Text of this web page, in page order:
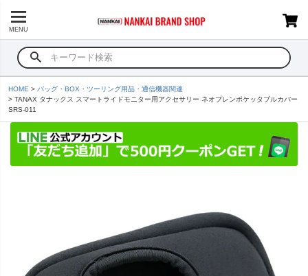
MENU
HOME
バッグ・BOX・ツーリング用品・通信機器関連
TANAX タナックス スマートライドモニター用アクセサリー ネオプレンポケッタブルカバー
SRS-011